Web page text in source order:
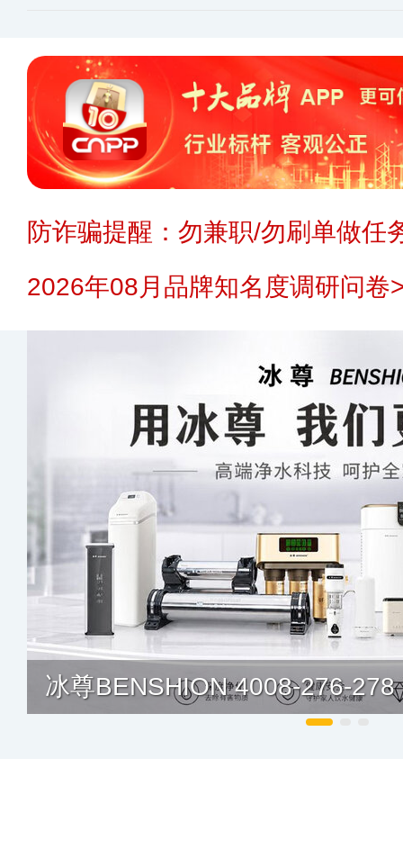
防诈骗提醒：勿兼职/勿刷单做任
2026年08月品牌知名度调研问卷
冰尊BENSHION 4008-276-278